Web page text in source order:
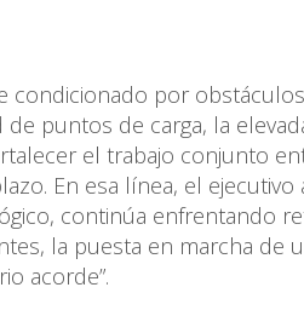
condicionado por obstáculos
puntos de carga, la
el trabajo conjunto
En esa línea, el ejecutivo
continúa enfrentando
la puesta en marcha de
acorde”.